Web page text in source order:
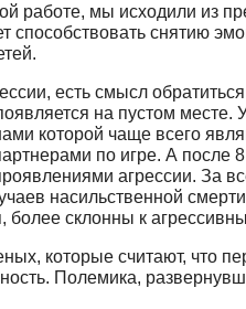
работе, мы исходили из
способствовать снятию
есть смысл
на пустом
которой чаще всего
по игре. А после
агрес­сии. За
насиль­ственной
более склонны к
которые счи­тают, что
По­лемика,